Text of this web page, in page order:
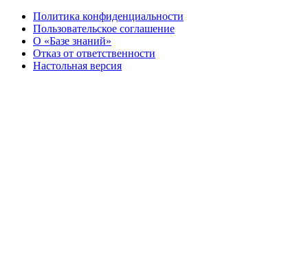
Политика конфиденциальности
Пользовательское соглашение
О «Базе знаний»
Отказ от ответственности
Настольная версия